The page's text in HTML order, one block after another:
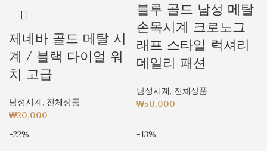
제네바 골드 메탈 시
계 / 블랙 다이얼 워
치 고급
남성시계, 전체상품
₩20,000
블루 골드 남성 메탈
손목시계 크로노그
래프 스타일 럭셔리
데일리 패션
남성시계, 전체상품
₩50,000
-22% -13%